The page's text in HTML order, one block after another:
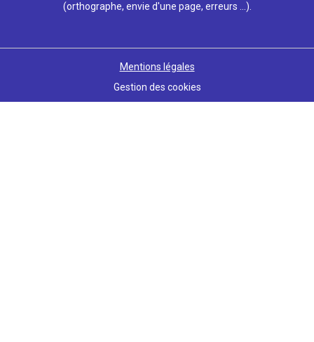
(orthographe, envie d'une page, erreurs ...).
Mentions légales
Gestion des cookies